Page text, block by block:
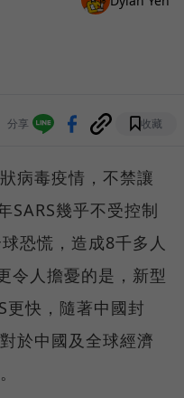
分享 收藏
病毒疫情，不禁讓
SARS幾乎不受控制
恐慌，造成8千多人
令人擔憂的是，新型
更快，隨著中國封
於中國及全球經濟